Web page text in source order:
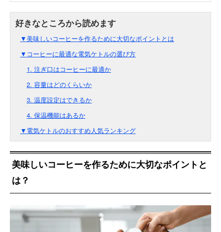
▼美味しいコーヒーを作るために大切なポイントとは
▼コーヒーに最適な電気ケトルの選び方
1. 注ぎ口はコーヒーに最適か
2. 容量はどのくらいか
3. 温度設定はできるか
4. 保温機能はあるか
▼電気ケトルのおすすめ人気ランキング
美味しいコーヒーを作るために大切なポイントと
は？